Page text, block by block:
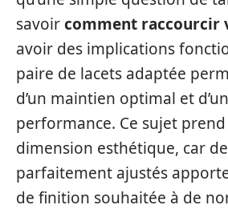
savoircomment raccourcir
avoir des implications
paire de lacets adaptée
d’un maintien optimal et
performance. Ce sujet
dimension esthétique, car
parfaitement ajustés
de finition souhaitée à de